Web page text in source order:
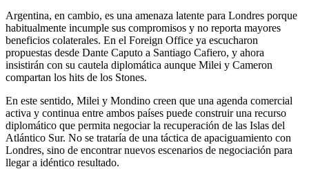
Argentina, en cambio, es una amenaza latente para Londres porque
habitualmente incumple sus compromisos y no reporta mayores
beneficios colaterales. En el Foreign Office ya escucharon
propuestas desde Dante Caputo a Santiago Cafiero, y ahora
insistirán con su cautela diplomática aunque Milei y Cameron
compartan los hits de los Stones.
En este sentido, Milei y Mondino creen que una agenda comercial
activa y continua entre ambos países puede construir una recurso
diplomático que permita negociar la recuperación de las Islas del
Atlántico Sur. No se trataría de una táctica de apaciguamiento con
Londres, sino de encontrar nuevos escenarios de negociación para
llegar a idéntico resultado.